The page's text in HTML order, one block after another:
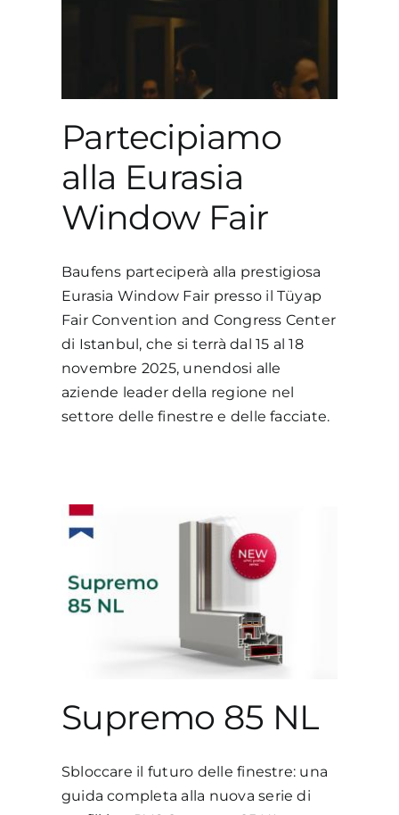
Partecipiamo
alla Eurasia
Window Fair
Baufens parteciperà alla prestigiosa
Eurasia Window Fair presso il Tüyap
Fair Convention and Congress Center
di Istanbul, che si terrà dal 15 al 18
novembre 2025, unendosi alle
aziende leader della regione nel
settore delle finestre e delle facciate.
Supremo 85 NL
Sbloccare il futuro delle finestre: una
guida completa alla nuova serie di